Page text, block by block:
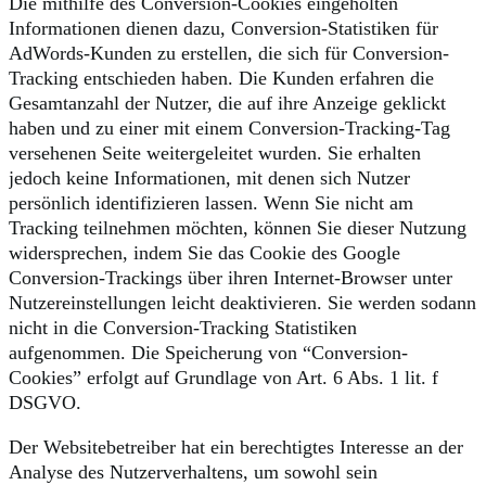
Informationen dienen dazu, Conversion-Statistiken für
AdWords-Kunden zu erstellen, die sich für Conversion-
Tracking entschieden haben. Die Kunden erfahren die
Gesamtanzahl der Nutzer, die auf ihre Anzeige geklickt
haben und zu einer mit einem Conversion-Tracking-Tag
versehenen Seite weitergeleitet wurden. Sie erhalten
jedoch keine Informationen, mit denen sich Nutzer
persönlich identifizieren lassen. Wenn Sie nicht am
Tracking teilnehmen möchten, können Sie dieser Nutzung
widersprechen, indem Sie das Cookie des Google
Conversion-Trackings über ihren Internet-Browser unter
Nutzereinstellungen leicht deaktivieren. Sie werden sodann
nicht in die Conversion-Tracking Statistiken
aufgenommen. Die Speicherung von “Conversion-
Cookies” erfolgt auf Grundlage von Art. 6 Abs. 1 lit. f
DSGVO.
Der Websitebetreiber hat ein berechtigtes Interesse an der
Analyse des Nutzerverhaltens, um sowohl sein